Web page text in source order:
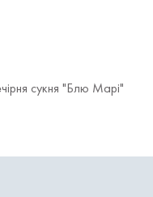
сукня "Блю Марі"